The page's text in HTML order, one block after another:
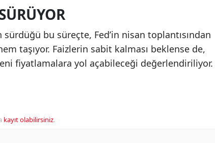
sürdüğü bu süreçte, Fed’in nisan toplantısından
taşıyor. Faizlerin sabit kalması beklense de,
fiyatlamalara yol açabileceği değerlendiriliyor.
kayıt olabilirsiniz.